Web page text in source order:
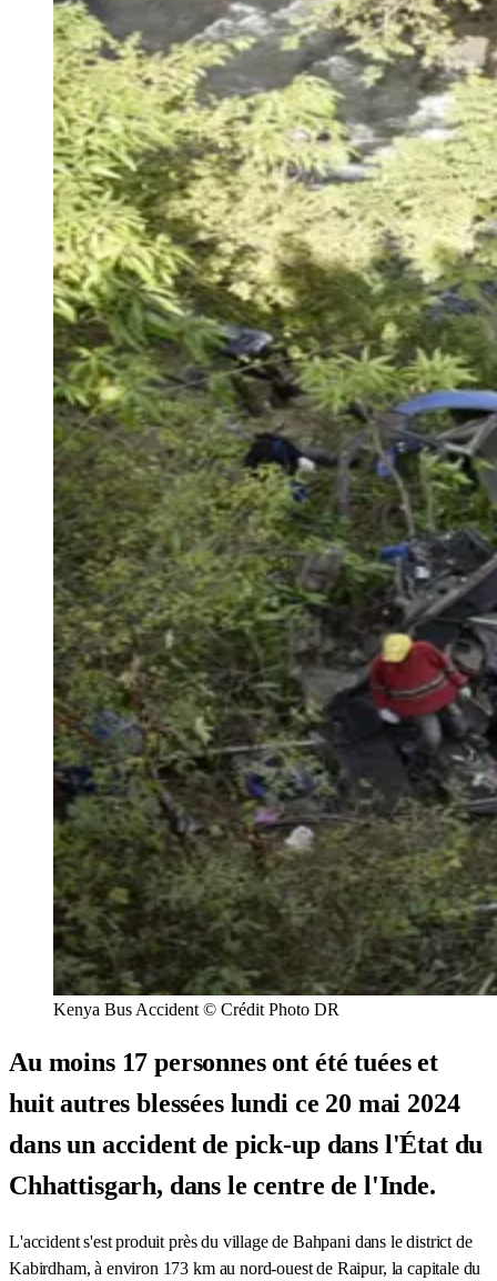
Kenya Bus Accident © Crédit Photo DR
Au moins 17 personnes ont été tuées et
huit autres blessées lundi ce 20 mai 2024
dans un accident de pick-up dans l'État du
Chhattisgarh, dans le centre de l'Inde.
L'accident s'est produit près du village de Bahpani dans le district de
Kabirdham, à environ 173 km au nord-ouest de Raipur, la capitale du